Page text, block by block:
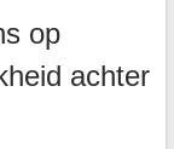
op
achter